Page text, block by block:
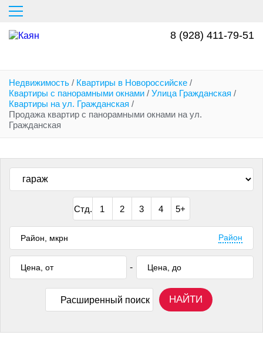
Перейти
основному
содержанию
8 (928) 411-79-51
Недвижимость / Квартиры в Новороссийске /
Квартиры с панорамными окнами / Улица Гражданская /
Квартиры на ул. Гражданская /
Продажа квартир с панорамными окнами на ул.
Гражданская
Стд. 1 2 3 4 5+
Район
-
Расширенный поиск НАЙТИ